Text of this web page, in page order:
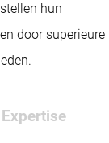
hun
door superieure
Expertise